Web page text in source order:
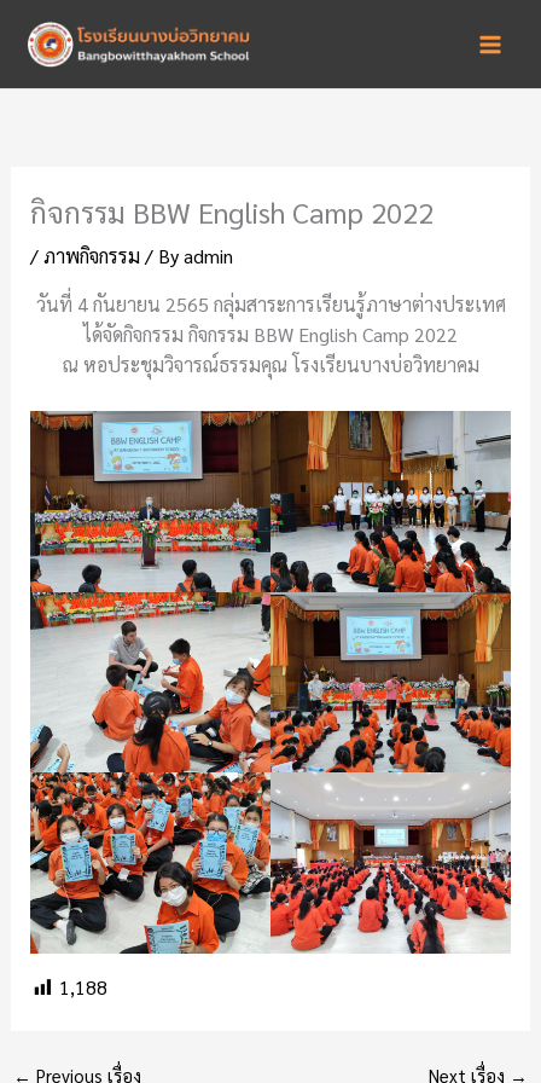
content
กิจกรรม BBW English Camp 2022
/ภาพกิจกรรม / Byadmin
วันที่ 4 กันยายน 2565 กลุ่มสาระการเรียนรู้ภาษาต่างประเทศ
ได้จัดกิจกรรม กิจกรรม BBW English Camp 2022
ณ หอประชุมวิจารณ์ธรรมคุณ โรงเรียนบางบ่อวิทยาคม
1,188
← Previous เรื่อง Next เรื่อง →